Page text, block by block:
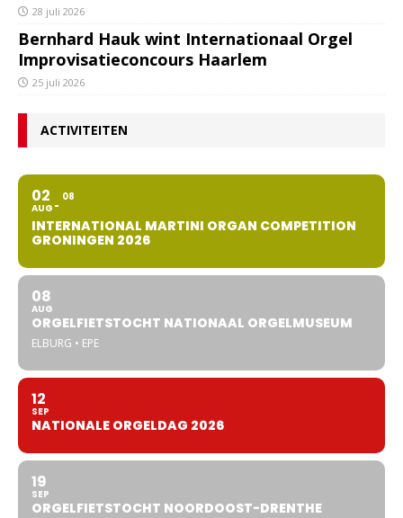
28 juli 2026
Bernhard Hauk wint Internationaal Orgel
Improvisatieconcours Haarlem
25 juli 2026
ACTIVITEITEN
02
AUG
08
INTERNATIONAL MARTINI ORGAN COMPETITION
GRONINGEN 2026
08
AUG
ORGELFIETSTOCHT NATIONAAL ORGELMUSEUM
ELBURG • EPE
12
SEP
NATIONALE ORGELDAG 2026
19
SEP
ORGELFIETSTOCHT NOORDOOST-DRENTHE